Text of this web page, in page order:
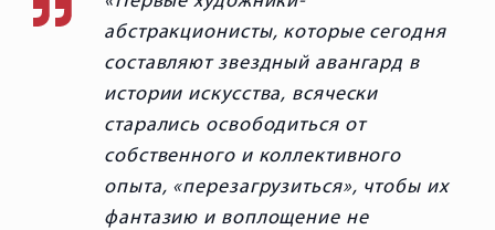
абстракционисты, которые сегодня
составляют звездный авангард в
истории искусства, всячески
старались освободиться от
собственного и коллективного
опыта, «перезагрузиться», чтобы их
фантазию и воплощение не